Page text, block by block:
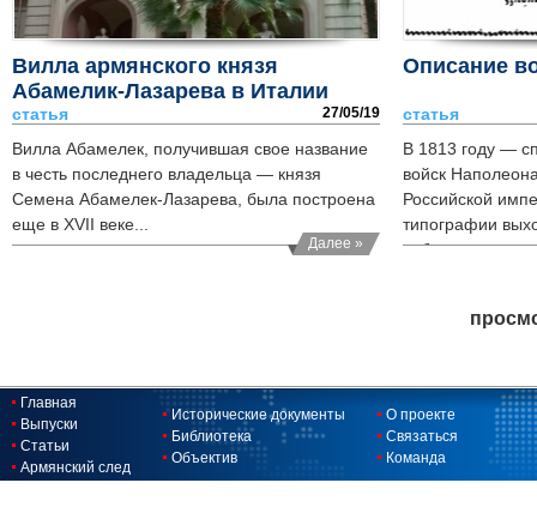
Вилла армянского князя
Абамелик-Лазарева в Италии
стала домом российского посла
статья 27/05/19
Вилла Абамелек, получившая свое название
в честь последнего владельца — князя
Семена Абамелек-Лазарева, была построена
еще в XVII веке...
Далее »
Описание
статья
В 1813 году —
войск
Российской
типографии
сражений
Главная
Выпуски
Статьи
Армянский след
Исторические документы
Библиотека
Объектив
О проекте
Связаться
Команда